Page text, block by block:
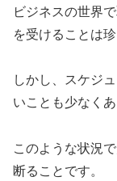
ビジネスの世界
を受けることは
しかし、スケジ
いことも少なくあ
このような状況
断ることです。